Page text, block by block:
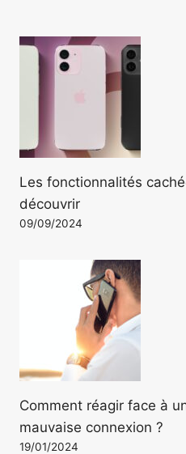
Les fonctionnalités
découvrir
09/09/2024
Comment réagir face à
mauvaise connexion ?
19/01/2024